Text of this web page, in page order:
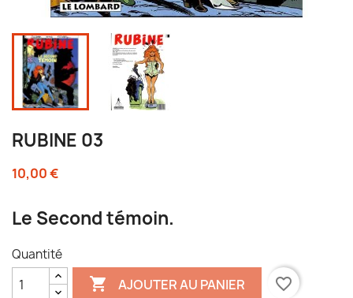
RUBINE 03
10,00 €
Le Second témoin.
Quantité
 AJOUTER AU PANIER favorite_border